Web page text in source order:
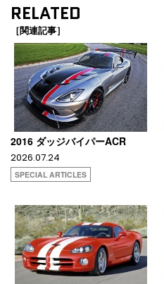
RELATED
［関連記事］
2016 ダッジバイパーACR
2026.07.24
SPECIAL ARTICLES